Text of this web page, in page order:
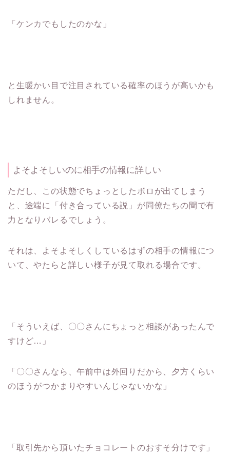
「ケンカでもしたのかな」
と生暖かい目で注目されている確率のほうが高いかも
しれません。
よそよそしいのに相手の情報に詳しい
ただし、この状態でちょっとしたボロが出てしまう
と、途端に「付き合っている説」が同僚たちの間で有
力となりバレるでしょう。
それは、よそよそしくしているはずの相手の情報につ
いて、やたらと詳しい様子が見て取れる場合です。
「そういえば、〇〇さんにちょっと相談があったんで
すけど…」
「〇〇さんなら、午前中は外回りだから、夕方くらい
のほうがつかまりやすいんじゃないかな」
「取引先から頂いたチョコレートのおすそ分けです」